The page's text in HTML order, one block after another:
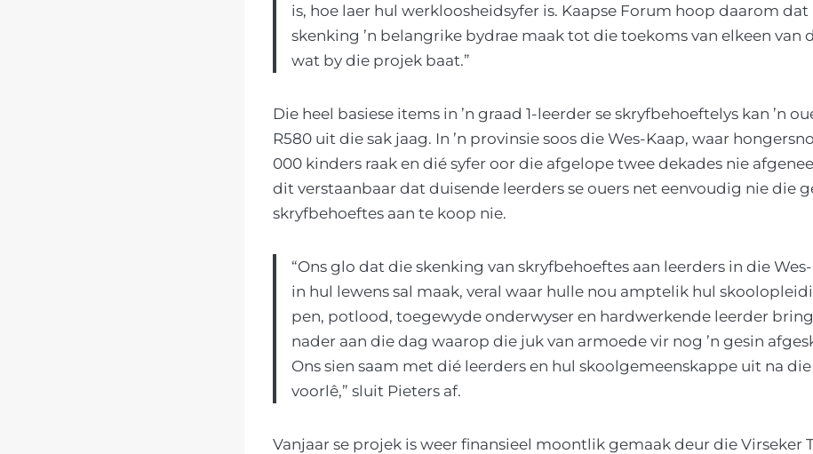
is, hoe laer hul werkloosheidsyfer is. Kaapse Forum hoop daarom
skenking ’n belangrike bydrae maak tot die toekoms van elkeen van
wat by die projek baat.”
Die heel basiese items in ’n graad 1-leerder se skryfbehoeftelys kan ’n
R580 uit die sak jaag. In ’n provinsie soos die Wes-Kaap, waar
000 kinders raak en dié syfer oor die afgelope twee dekades nie
dit verstaanbaar dat duisende leerders se ouers net eenvoudig nie die
skryfbehoeftes aan te koop nie.
“Ons glo dat die skenking van skryfbehoeftes aan leerders in die Wes-
in hul lewens sal maak, veral waar hulle nou amptelik hul
pen, potlood, toegewyde onderwyser en hardwerkende leerder
nader aan die dag waarop die juk van armoede vir nog ’n gesin
Ons sien saam met dié leerders en hul skoolgemeenskappe uit na die
voorlê,” sluit Pieters af.
Vanjaar se projek is weer finansieel moontlik gemaak deur die Virseker